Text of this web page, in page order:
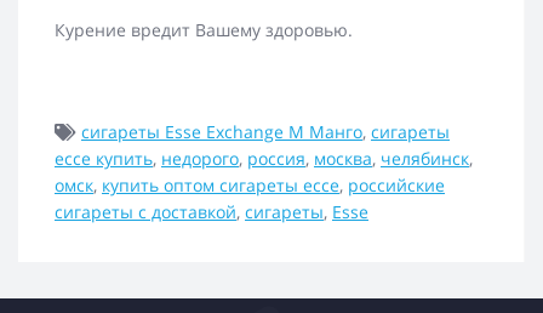
Курение вредит Вашему здоровью.
сигареты Esse Exchange M Манго, сигареты
ессе купить, недорого, россия, москва, челябинск,
омск, купить оптом сигареты ессе, российские
сигареты с доставкой, сигареты, Esse